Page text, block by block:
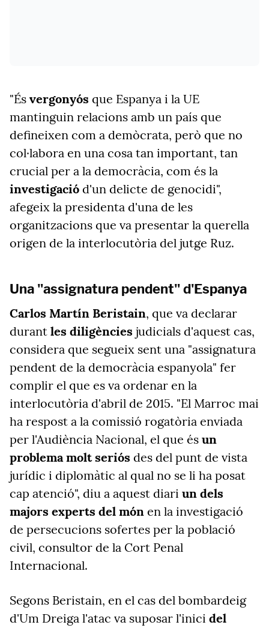
"És vergonyós que Espanya i la UE
mantinguin relacions amb un país que
defineixen com a demòcrata, però que no
col·labora en una cosa tan important, tan
crucial per a la democràcia, com és la
investigació d'un delicte de genocidi",
afegeix la presidenta d'una de les
organitzacions que va presentar la querella
origen de la interlocutòria del jutge Ruz.
Una "assignatura pendent" d'Espanya
Carlos Martín Beristain, que va declarar
durant les diligències judicials d'aquest cas,
considera que segueix sent una "assignatura
pendent de la democràcia espanyola" fer
complir el que es va ordenar en la
interlocutòria d'abril de 2015. "El Marroc mai
ha respost a la comissió rogatòria enviada
per l'Audiència Nacional, el que és un
problema molt seriós des del punt de vista
jurídic i diplomàtic al qual no se li ha posat
cap atenció", diu a aquest diari un dels
majors experts del món en la investigació
de persecucions sofertes per la població
civil, consultor de la Cort Penal
Internacional.
Segons Beristain, en el cas del bombardeig
d'Um Dreiga l'atac va suposar l'inici del